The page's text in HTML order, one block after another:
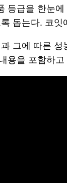
등급을 한눈
돕는다. 코
그에 따른
용을 포함하